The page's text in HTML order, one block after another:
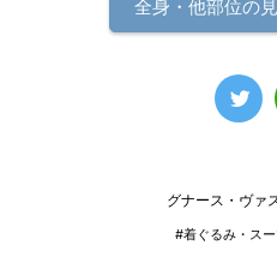
全身・他部位の
グナース・ヴァ
#着ぐるみ・ス